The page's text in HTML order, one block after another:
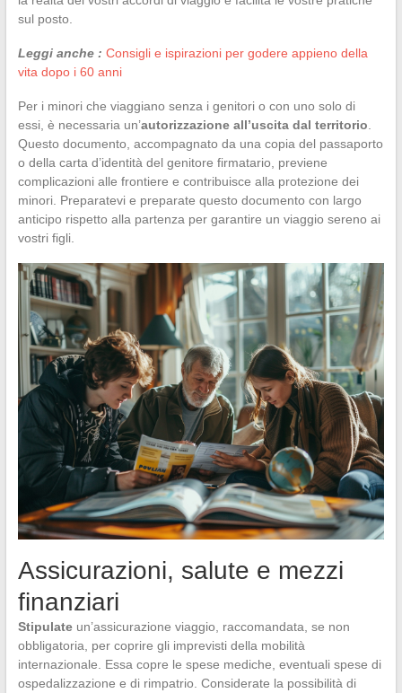
sul posto.
Leggi anche : Consigli e ispirazioni per godere appieno della
vita dopo i 60 anni
Per i minori che viaggiano senza i genitori o con uno solo di
essi, è necessaria un’autorizzazione all’uscita dal territorio
Questo documento, accompagnato da una copia del passaporto
o della carta d’identità del genitore firmatario, previene
complicazioni alle frontiere e contribuisce alla protezione dei
minori. Preparatevi e preparate questo documento con largo
anticipo rispetto alla partenza per garantire un viaggio sereno ai
vostri figli.
Assicurazioni, salute e mezzi
finanziari
Stipulateun’assicurazione viaggio, raccomandata, se non
obbligatoria, per coprire gli imprevisti della mobilità
internazionale. Essa copre le spese mediche, eventuali spese di
ospedalizzazione e di rimpatrio. Considerate la possibilità di